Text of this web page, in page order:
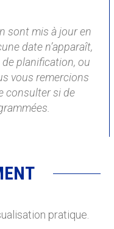
sont mis à jour en
date n’apparaît,
planification, ou
vous remercions
consulter si de
pratique.